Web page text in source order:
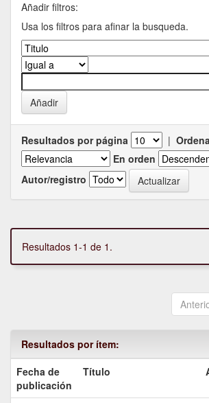
Añadir filtros:
Usa los filtros para afinar la busqueda.
Resultados por página |
En orden
Autor/registro
Resultados 1-1 de 1.
Resultados por ítem:
Fecha de
publicación
Título